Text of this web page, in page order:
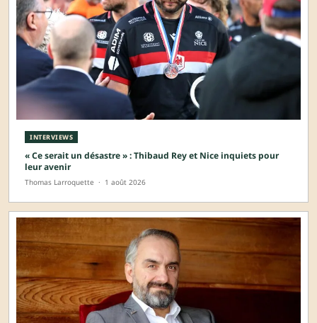
INTERVIEWS
« Ce serait un désastre » : Thibaud Rey et Nice inquiets pour
leur avenir
Thomas Larroquette · 1 août 2026